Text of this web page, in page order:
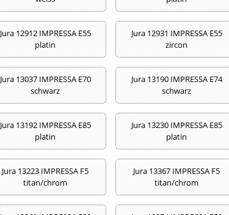
Jura 12912 IMPRESSA E55
platin
Jura 12931 IMPRESSA E55
zircon
Jura 13037 IMPRESSA E70
schwarz
Jura 13190 IMPRESSA E74
schwarz
Jura 13192 IMPRESSA E85
platin
Jura 13230 IMPRESSA E85
platin
Jura 13223 IMPRESSA F5
titan/chrom
Jura 13367 IMPRESSA F5
titan/chrom